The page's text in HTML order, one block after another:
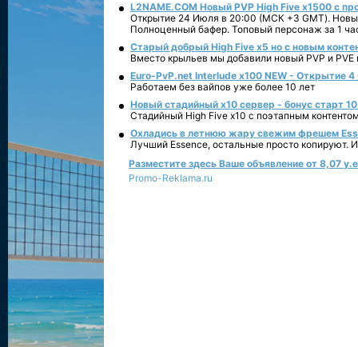
L2NAME.COM Новый PVP High Five x1500 с
Открытие 24 Июля в 20:00 (МСК +3 GMT).
Полноценный бафер. Топовый персонаж за 1
Старый добрый High Five x5 но с новым
Вместо крыльев мы добавили новый PVP и PVE
Euro-PvP.net Interlude х100 NEW - Открытие 4
Работаем без вайпов уже более 10 лет
Новый стадийный х10 сервер - бонус старт
Стадийный High Five x10 с поэтапным
Охладись в летнюю жару свежим фрешем
Лучший Essence, остальные просто копируют.
Разместите здесь Ваше объявление от 8,07
Promo-Reklama.ru